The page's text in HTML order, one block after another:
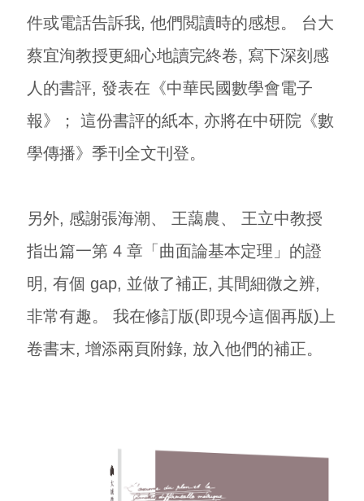
件或電話告訴我, 他們閲讀時的感想。 台大
蔡宜洵教授更細心地讀完終卷, 寫下深刻感
人的書評, 發表在《中華民國數學會電子
報》； 這份書評的紙本, 亦將在中研院《數
學傳播》季刊全文刊登。
另外, 感謝張海潮、 王藹農、 王立中教授
指出篇一第 4 章「曲面論基本定理」的證
明, 有個 gap, 並做了補正, 其間細微之辨,
非常有趣。 我在修訂版(即現今這個再版)上
卷書末, 增添兩頁附錄, 放入他們的補正。